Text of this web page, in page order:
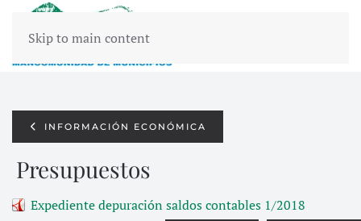
Skip to main content
INFORMACIÓN ECONÓMICA
Presupuestos
Expediente depuración saldos contables 1/2018